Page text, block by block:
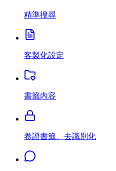
精準搜尋
客製化設定
書籤內容
卷證書籤、去識別化